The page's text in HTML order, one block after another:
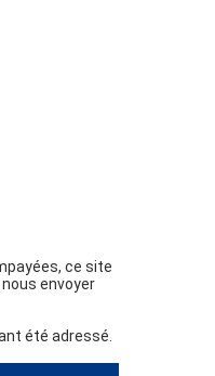
ce site
envoyer
été adressé.